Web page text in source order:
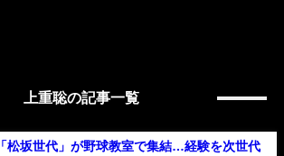
上重聡の記事一覧
「松坂世代」が野球教室で集結…経験を次世代